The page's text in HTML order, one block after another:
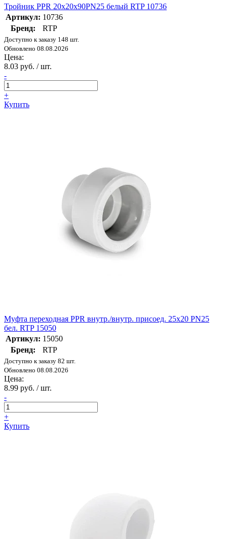
Тройник PPR 20х20х90PN25 белый RTP 10736
Артикул: 10736
Бренд:
RTP
Доступно к заказу 148 шт.
Обновлено 08.08.2026
Цена:
8.03 руб. / шт.
-
+
Купить
Муфта переходная PPR внутр./внутр. присоед. 25х20 PN25
бел. RTP 15050
Артикул: 15050
Бренд:
RTP
Доступно к заказу 82 шт.
Обновлено 08.08.2026
Цена:
8.99 руб. / шт.
-
+
Купить